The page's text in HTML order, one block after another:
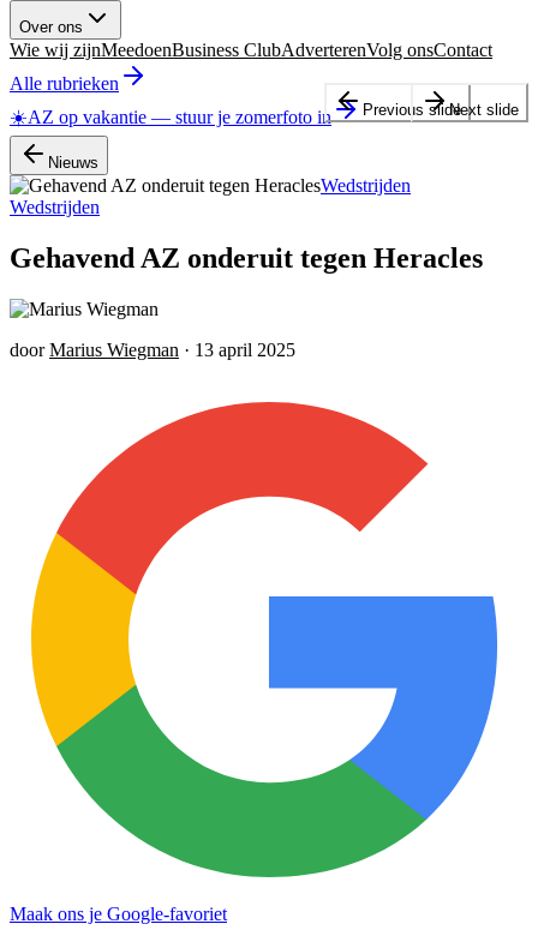
Over ons
Wie wij zijnMeedoenBusiness ClubAdverterenVolg onsContact
Alle rubrieken
☀️AZ op vakantie — stuur je zomerfoto in
Nieuws
Wedstrijden
Wedstrijden
Gehavend AZ onderuit tegen Heracles
door Marius Wiegman · 13 april 2025
Maak ons je Google-favoriet
Previous slideNext slide